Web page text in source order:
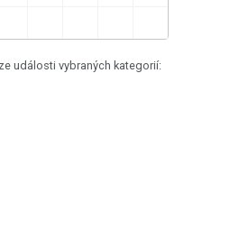
události vybraných kategorií: